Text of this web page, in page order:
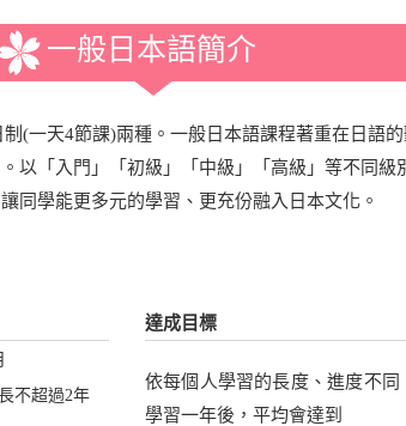
一般日本語簡介
(一天4節課)兩種。一般日本語課程著重在日語
以「入門」「初級」「中級」「高級」等不同
同學能更多元的學習、更充份融入日本文化。
不超過2年
達成目標
依每個人學習的長度、進度不
學習一年後，平均會達到